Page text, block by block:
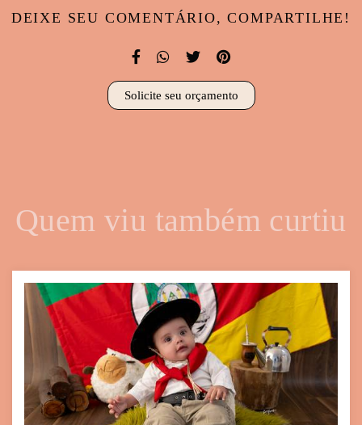
DEIXE SEU COMENTÁRIO, COMPARTILHE!
Solicite seu orçamento
Quem viu também curtiu